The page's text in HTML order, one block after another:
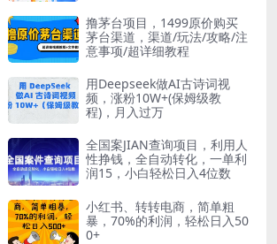
撸茅台项目，1499原价购买
茅台渠道，渠道/玩法/攻略/注
意事项/超详细教程
用Deepseek做AI古诗词视
频，涨粉10W+(保姆级教
程)，月入过万
全国案JIAN查询项目，利用人
性挣钱，全自动转化，一单利
润15，小白轻松日入4位数
小红书、转转电商，简单粗
暴，70%的利润，轻松日入50
0+